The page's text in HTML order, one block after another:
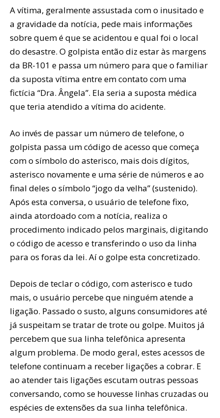
A vítima, geralmente assustada com o inusitado e
a gravidade da notícia, pede mais informações
sobre quem é que se acidentou e qual foi o local
do desastre. O golpista então diz estar às margens
da BR-101 e passa um número para que o familiar
da suposta vítima entre em contato com uma
fictícia “Dra. Ângela”. Ela seria a suposta médica
que teria atendido a vítima do acidente.
Ao invés de passar um número de telefone, o
golpista passa um código de acesso que começa
com o símbolo do asterisco, mais dois dígitos,
asterisco novamente e uma série de números e ao
final deles o símbolo “jogo da velha” (sustenido).
Após esta conversa, o usuário de telefone fixo,
ainda atordoado com a notícia, realiza o
procedimento indicado pelos marginais, digitando
o código de acesso e transferindo o uso da linha
para os foras da lei. Aí o golpe esta concretizado.
Depois de teclar o código, com asterisco e tudo
mais, o usuário percebe que ninguém atende a
ligação. Passado o susto, alguns consumidores até
já suspeitam se tratar de trote ou golpe. Muitos já
percebem que sua linha telefônica apresenta
algum problema. De modo geral, estes acessos de
telefone continuam a receber ligações a cobrar. E
ao atender tais ligações escutam outras pessoas
conversando, como se houvesse linhas cruzadas ou
espécies de extensões da sua linha telefônica.